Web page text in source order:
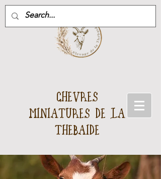
CHEVRES
MINIATURES DE LA
THEBAIDE